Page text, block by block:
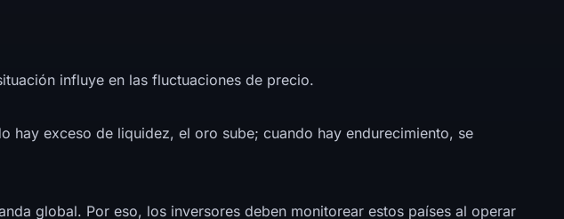
influye en las fluctuaciones de precio.
hay exceso de liquidez, el oro sube; cuando hay endurecimiento, se
global. Por eso, los inversores deben monitorear estos países al operar